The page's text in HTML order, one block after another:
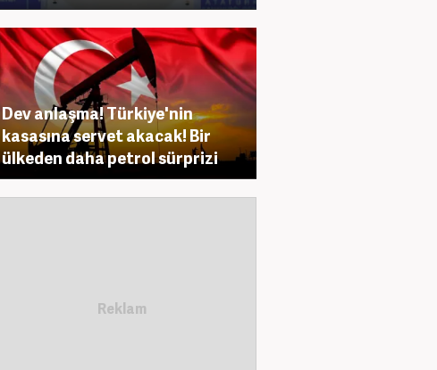
Dev anlaşma! Türkiye'nin
kasasına servet akacak! Bir
ülkeden daha petrol sürprizi